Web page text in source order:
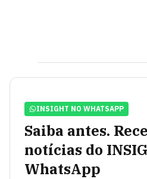
INSIGHT NO WHATSAPP
Saiba antes.
notícias do
WhatsApp